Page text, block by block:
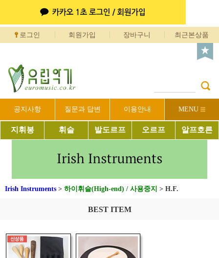
로그인 회원가입 장바구니 최근본상품
공지사항 질문과 답변 이용안내 MENU
지휘봉 휘슬 발도르프 오르프 알프호른
Irish Instruments > 하이휘슬(High-end) / 사용중지 > H.F.
BEST ITEM